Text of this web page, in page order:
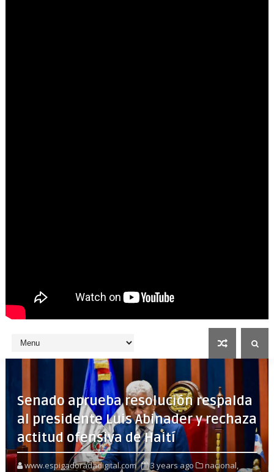
Senado aprueba resolución respalda
al presidente Luis Abinader y rechaza
actitud ofensiva de Haití
www.espigadoradadigital.com 3 years ago
nacional,